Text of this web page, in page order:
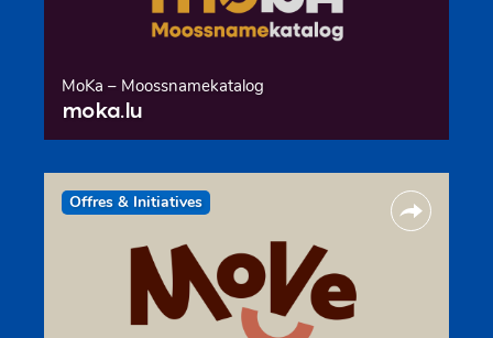
MoKa – Moossnamekatalog
moka.lu
Offres & Initiatives